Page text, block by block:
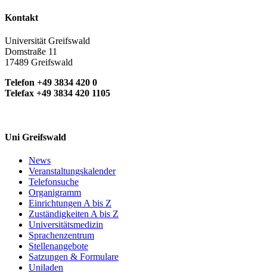
Kontakt
Universität Greifswald
Domstraße 11
17489 Greifswald
Telefon +49 3834 420 0
Telefax +49 3834 420 1105
Uni Greifswald
News
Veranstaltungskalender
Telefonsuche
Organigramm
Einrichtungen A bis Z
Zuständigkeiten A bis Z
Universitätsmedizin
Sprachenzentrum
Stellenangebote
Satzungen & Formulare
Uniladen